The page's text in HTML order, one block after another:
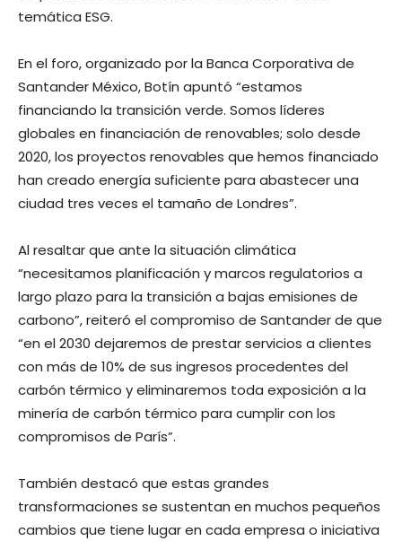
temática ESG.
En el foro, organizado por la Banca Corporativa de
Santander México, Botín apuntó “estamos
financiando la transición verde. Somos líderes
globales en financiación de renovables; solo desde
2020, los proyectos renovables que hemos financiado
han creado energía suficiente para abastecer una
ciudad tres veces el tamaño de Londres”.
Al resaltar que ante la situación climática
“necesitamos planificación y marcos regulatorios a
largo plazo para la transición a bajas emisiones de
carbono”, reiteró el compromiso de Santander de que
“en el 2030 dejaremos de prestar servicios a clientes
con más de 10% de sus ingresos procedentes del
carbón térmico y eliminaremos toda exposición a la
minería de carbón térmico para cumplir con los
compromisos de París”.
También destacó que estas grandes
transformaciones se sustentan en muchos pequeños
cambios que tiene lugar en cada empresa o iniciativa